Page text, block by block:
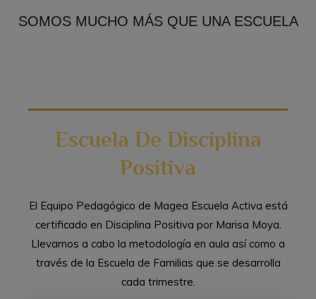
SOMOS MUCHO MÁS QUE UNA ESCUELA
Escuela De Disciplina
Positiva
El Equipo Pedagógico de Magea Escuela Activa está
certificado en Disciplina Positiva por Marisa Moya.
Llevamos a cabo la metodología en aula así como a
través de la Escuela de Familias que se desarrolla
cada trimestre.